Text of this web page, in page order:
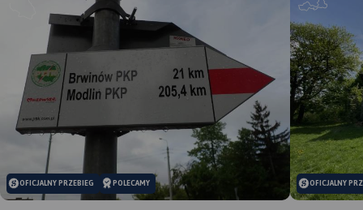
OFICJALNY PRZEBIEG POLECAMY OFICJALNY